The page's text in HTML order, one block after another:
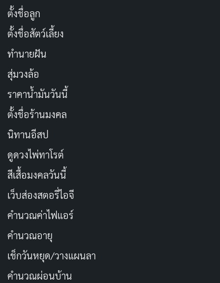
งานออกแบบฉากก็ทำได้ดีเยี่ยมเช่นกัน โดยเฉพาะอย่างยิ่ง
การออกแบบห้องครัวของร้านแซนด์วิชที่ดูเป็นมืออาชีพ
สรุป
รีวิว The Bear เป็นซีรีส์ที่กำลังได้รับความนิยมอย่างมาก ซี
รีส์นี้เล่าเรื่องราวของคาร์ไมน์ “คาร์ม” เบอร์ซาโต (Jeremy
Allen White), เชฟหนุ่มที่เดินทางกลับมาชิคาโกเพื่อรับช่วง
รีส์นี้ได้รับคำชื่นชมอย่างมากจากนักวิจารณ์สำหรับการ
แสดงตลกที่มีชั้นเชิง การเขียนบทที่ชาญฉลาด และการ
แสดงที่ยอดเยี่ยมของ White
หากคุณกำลังมองหาซีรีส์ใหม่ล่าสุดที่จะดู รีวิว The Bear
เป็นตัวเลือกที่ยอดเยี่ยม ซีรีส์นี้สนุก ตลก และน่าติดตาม โดย
มีนักแสดงที่ยอดเยี่ยมและบทเขียนบทที่ชาญฉลาด รีวิว
The Bear เป็นซีรีส์ที่คุณควรดูทาง Disney+
ตั้งชื่อลูก
ตั้งชื่อสัตว์เลี้ยง
ทำนายฝัน
สุ่มวงล้อ
ราคาน้ำมันวันนี้
ตั้งชื่อร้านมงคล
นิทานอีสป
ดูดวงไพ่ทาโรต์
สีเสื้อมงคลวันนี้
เว็บส่องสตอรี่ไอจี
คำนวณค่าไฟแอร์
คำนวณอายุ
เช็กวันหยุด/วางแผนลา
คำนวณผ่อนบ้าน